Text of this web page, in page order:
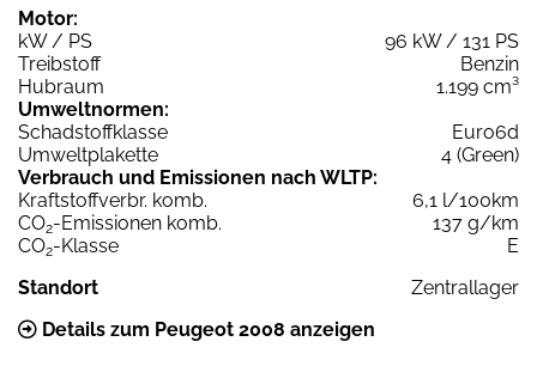
Motor:
kW / PS
96 kW / 131 PS
Treibstoff
Benzin
Hubraum
1.199 cm³
Umweltnormen:
Schadstoffklasse
Euro6d
Umweltplakette
4 (Green)
Verbrauch und Emissionen nach WLTP:
Kraftstoffverbr. komb.
6,1 l/100km
CO2-Emissionen komb.
137 g/km
CO2-Klasse
E
Standort
Zentrallager
Details zum Peugeot 2008 anzeigen